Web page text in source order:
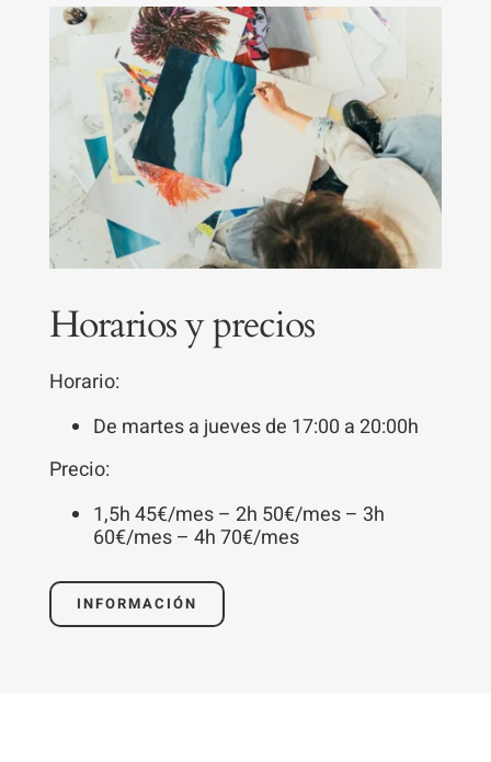
Horarios y precios
Horario:
De martes a jueves de 17:00 a 20:00h
Precio:
1,5h 45€/mes – 2h 50€/mes – 3h
60€/mes – 4h 70€/mes
INFORMACIÓN
son
opcionales.
Son
necesarias
para que
funcione la
web.
Estadísticas
podamos
y estructura
se usa la
web.